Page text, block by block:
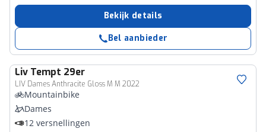
Bekijk details
Bel aanbieder
Liv Tempt 29er
LIV Dames Anthracite Gloss M M 2022
Mountainbike
Dames
12 versnellingen